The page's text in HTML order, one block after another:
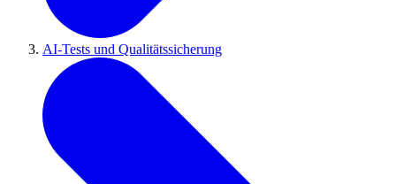
AI-Tests und Qualitätssicherung